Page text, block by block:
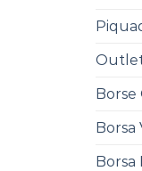
Borse
Borsa
Borsa